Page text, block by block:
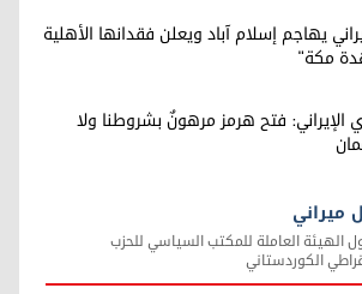
يهاجم إسلام آباد ويعلن فقدانها الأهلية
مكة"
الإيراني: فتح هرمز مرهونٌ بشروطنا ولا
ميراني
الهيئة العاملة للمكتب السياسي للحزب
الكوردستاني